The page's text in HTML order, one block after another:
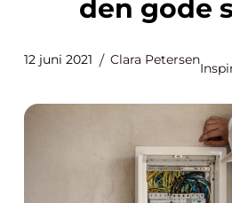
den gode
12 juni 2021 Clara Petersen